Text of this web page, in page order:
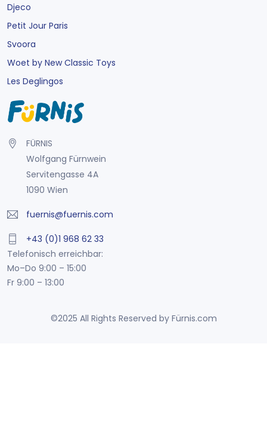
Djeco
Petit Jour Paris
Svoora
Woet by New Classic Toys
Les Deglingos
FÜRNIS
Wolfgang Fürnwein
Servitengasse 4A
1090 Wien
fuernis@fuernis.com
+43 (0)1 968 62 33
Telefonisch erreichbar:
Mo–Do 9:00 – 15:00
Fr 9:00 – 13:00
©2025 All Rights Reserved by Fürnis.com